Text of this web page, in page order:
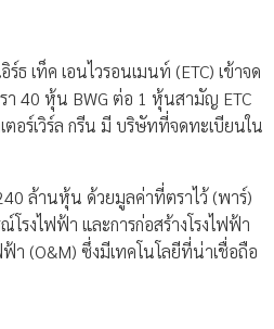
เท็ค เอนไวรอนเมนท์ (ETC) เข้าจด
40 หุ้น BWG ต่อ 1 หุ้นสามัญ ETC
อร์เวิร์ล กรีน มี บริษัทที่จดทะเบียนใน
ล้านหุ้น ด้วยมูลค่าที่ตราไว้ (พาร์)
รงไฟฟ้า และการก่อสร้างโรงไฟฟ้า
า (O&M) ซึ่งมีเทคโนโลยีที่น่าเชื่อถือ